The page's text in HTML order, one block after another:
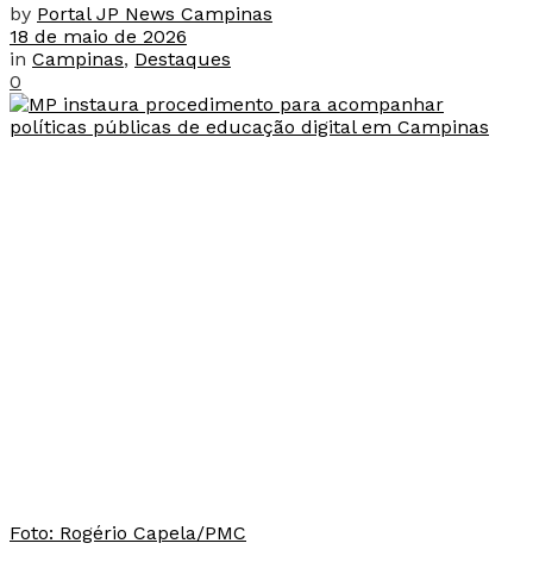
by Portal JP News Campinas
18 de maio de 2026
in Campinas, Destaques
0
Foto: Rogério Capela/PMC